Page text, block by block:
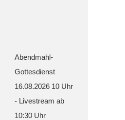
Abendmahl-
Gottesdienst
16.08.2026 10 Uhr
- Livestream ab
10:30 Uhr